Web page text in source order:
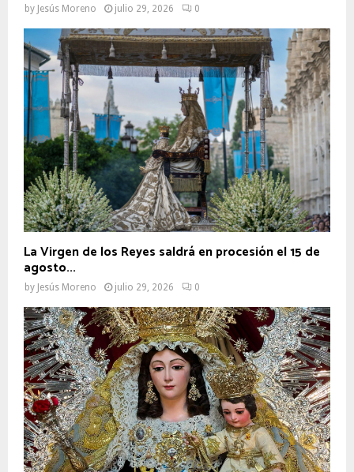
by Jesús Moreno julio 29, 2026 0
La Virgen de los Reyes saldrá en procesión el 15 de
agosto...
by Jesús Moreno julio 29, 2026 0